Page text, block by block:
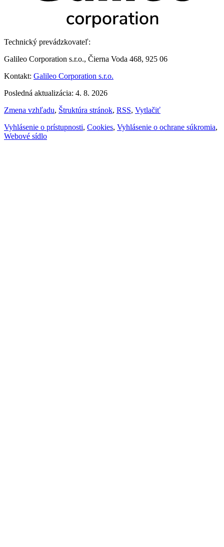
Technický prevádzkovateľ:
Galileo Corporation s.r.o., Čierna Voda 468, 925 06
Kontakt: Galileo Corporation s.r.o.
Posledná aktualizácia: 4. 8. 2026
Zmena vzhľadu, Štruktúra stránok, RSS, Vytlačiť
Vyhlásenie o prístupnosti, Cookies, Vyhlásenie o ochrane súkromia,
Webové sídlo